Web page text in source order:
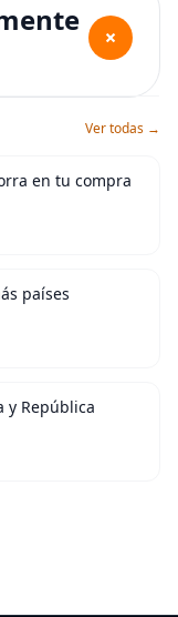
+
Ver todas →
en tu compra
países
y República